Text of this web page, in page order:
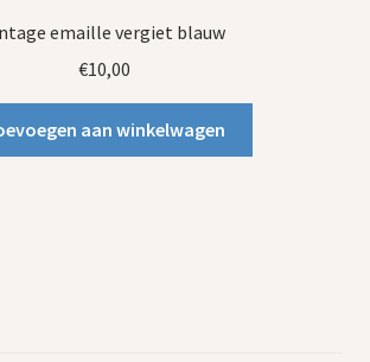
emaille vergiet blauw
€10,00
aan winkelwagen